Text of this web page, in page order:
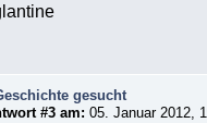
gesucht
#3 am: 05. Januar 2012,